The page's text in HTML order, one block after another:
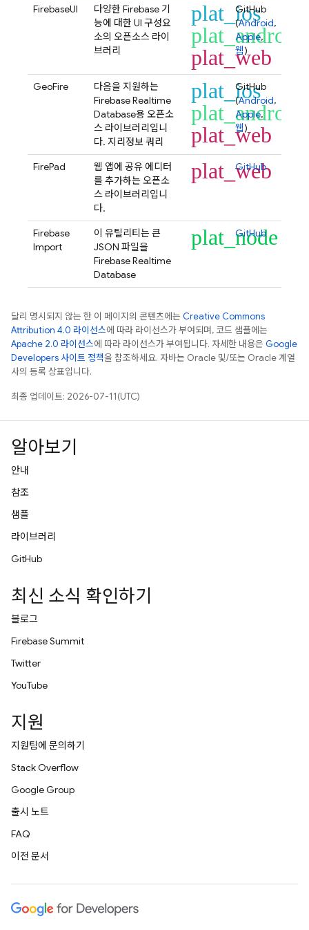
FirebaseUI
다양한 Firebase 기
능에 대한 UI 구성요
소의 오픈소스 라이
브러리
plat_ios
plat_android
plat_web
GitHub
(Android,
Apple,
웹)
GeoFire
다음을 지원하는
Firebase Realtime
Database용 오픈소
스 라이브러리입니
다. 지리정보 쿼리
plat_ios
plat_android
plat_web
GitHub
(Android,
Apple,
웹)
FirePad
웹 앱에 공유 에디터
를 추가하는 오픈소
스 라이브러리입니
다.
plat_web
GitHub
Firebase
Import
이 유틸리티는 큰
JSON 파일을
Firebase Realtime
Database
plat_node
GitHub
달리 명시되지 않는 한 이 페이지의 콘텐츠에는 Creative Commons
Attribution 4.0 라이선스에 따라 라이선스가 부여되며, 코드 샘플에는
Apache 2.0 라이선스에 따라 라이선스가 부여됩니다. 자세한 내용은 Google
Developers 사이트 정책을 참조하세요. 자바는 Oracle 및/또는 Oracle 계열
사의 등록 상표입니다.
최종 업데이트: 2026-07-11(UTC)
알아보기
안내
참조
샘플
라이브러리
GitHub
최신 소식 확인하기
블로그
Firebase Summit
Twitter
YouTube
지원
지원팀에 문의하기
Stack Overflow
Google Group
출시 노트
FAQ
이전 문서